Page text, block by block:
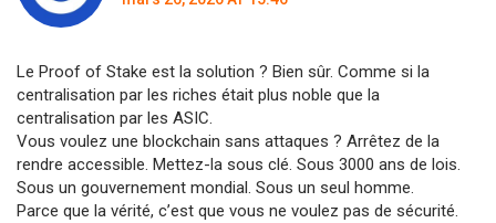
Le Proof of Stake est la solution ? Bien sûr. Comme si la
centralisation par les riches était plus noble que la
centralisation par les ASIC.
Vous voulez une blockchain sans attaques ? Arrêtez de la
rendre accessible. Mettez-la sous clé. Sous 3000 ans de lois.
Sous un gouvernement mondial. Sous un seul homme.
Parce que la vérité, c’est que vous ne voulez pas de sécurité.